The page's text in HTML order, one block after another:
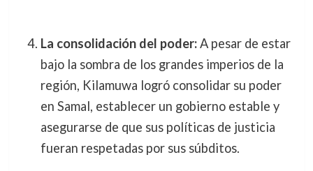
La consolidación del poder:A pesar de estar
bajo la sombra de los grandes imperios de la
región, Kilamuwa logró consolidar su poder
en Samal, establecer un gobierno estable y
asegurarse de que sus políticas de justicia
fueran respetadas por sus súbditos.